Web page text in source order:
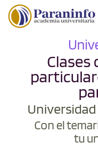
Clases
Universidad
Con el
tu